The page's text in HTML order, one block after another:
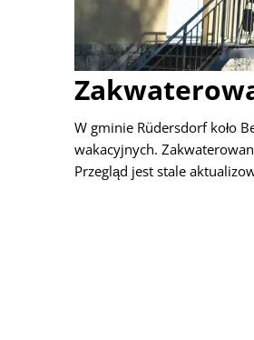
W gminie Rüdersdorf koło
wakacyjnych.
Przegląd jest stale